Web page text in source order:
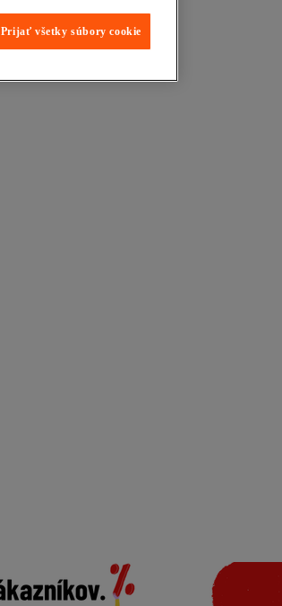
Prijať všetky súbory cookie